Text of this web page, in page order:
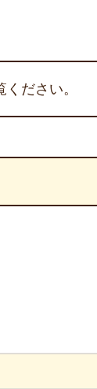
ください。